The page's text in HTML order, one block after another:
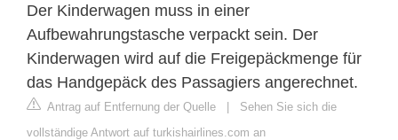
Der Kinderwagen muss in einer
Aufbewahrungstasche verpackt sein. Der
Kinderwagen wird auf die Freigepäckmenge für
das Handgepäck des Passagiers angerechnet.
Antrag auf Entfernung der Quelle | Sehen Sie sich die
vollständige Antwort auf turkishairlines.com an